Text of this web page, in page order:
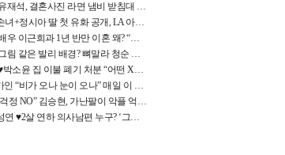
집 공개 유재석, 결혼사진 라면 냄비 받침대 되고 분노‥가족사진도 피해(놀뭐)[어제TV]
백윤식 손녀+정시아 딸 첫 유화 공개, LA 아트쇼→서울국제조각페스타 작가다운 수준급 실력
유혜리, 배우 이근희과 1년 반만 이혼 왜? “식칼 꽂고 의자 던져” 충격 폭로(특종)[어제TV]
임지연, 그림 같은 발리 배경? 뼈말라 청순 비키니 핏에 상대 안 되네
김성수, ♥박소윤 집 이불 폐기 처분 “어떤 X이랑 썼을지 몰라” 질투(신랑수업2)[어제TV]
44kg 송가인 “비가 오나 눈이 오나” 매일 이 운동, 허벅지 근육량 상승+체지방 감소
“연예인 걱정 NO” 김승현, 가난팔이 악플 억울할만‥아내+딸과 日 여행
재혼 강성연 ♥2살 연하 의사남편 누구? ‘그알’ 자문의에 훈남 비주얼 초엘리트 스펙 [종합]